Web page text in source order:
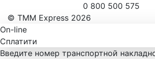
0 800 500 575
© ТММ Express 2026
On-line
Сплатити
Введите номер транспортной